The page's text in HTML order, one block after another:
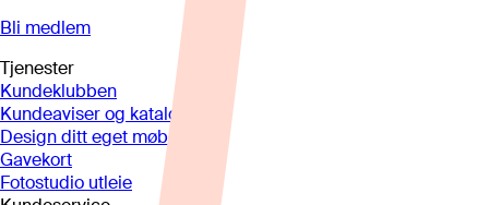
Bli medlem
Tjenester
Kundeklubben
Kundeaviser og kataloger
Design ditt eget møbel
Gavekort
Fotostudio utleie